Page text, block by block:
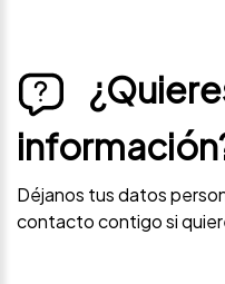
Déjanos tus datos
contacto contigo si